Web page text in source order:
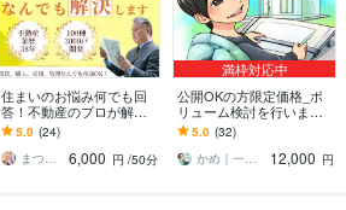
住まいのお悩み何でも回
答！不動産のプロが解決
します 裏事情を知りつく
した38年のキャリアで、
全力サポートします！
5.0 (24)
まつもと社長｜なんでも相談できる経営者
6,000 円 /50分
満枠対応中
公開OKの方限定価格_ボ
リューム検討を行います n
ote/アーカイブ事例として
利用可能な方限定のサー
ビスです
5.0 (32)
かめ｜一級建築士
12,000 円